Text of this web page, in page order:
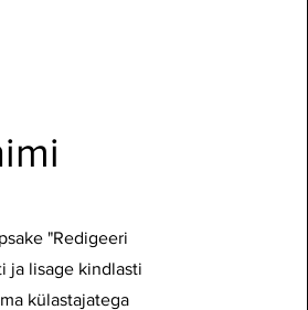
"Redigeeri
ja lisage kindlasti
külastajatega